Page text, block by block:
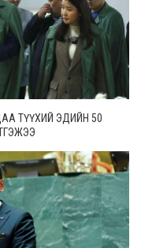
ТҮҮХИЙ ЭДИЙН 50